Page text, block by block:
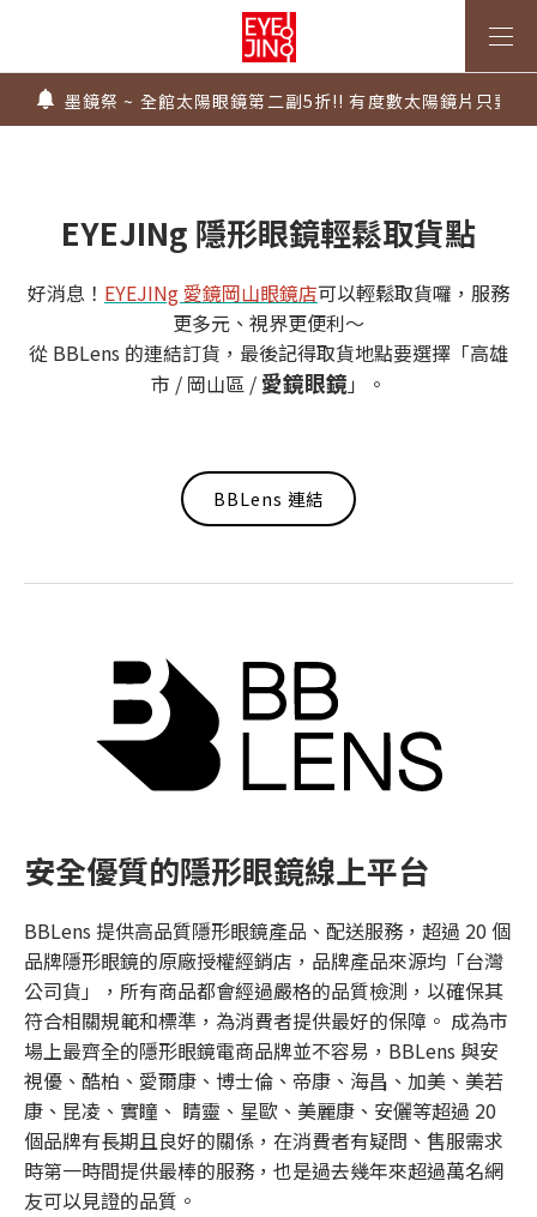
上傳處方，建立度數即贈 $300 優惠券！
不知道度數也能配鏡～愛鏡合作門市全台啟動中
墨鏡祭 ~ 全館太陽眼鏡第二副5折!! 有度數太陽鏡片只要
Super Sale！精選鏡框 6 折起！
EYEJINg 隱形眼鏡輕鬆取貨點
好消息！ EYEJINg 愛鏡岡山眼鏡店可以輕鬆取貨囉，服務
更多元、視界更便利～
從 BBLens 的連結訂貨，最後記得取貨地點要選擇「高雄
市 / 岡山區 / 愛鏡眼鏡 」。
BBLens 連結
安全優質的隱形眼鏡線上平台
BBLens 提供高品質隱形眼鏡產品、配送服務，超過 20 個
品牌隱形眼鏡的原廠授權經銷店，品牌產品來源均「台灣
公司貨」，所有商品都會經過嚴格的品質檢測，以確保其
符合相關規範和標準，為消費者提供最好的保障。 成為市
場上最齊全的隱形眼鏡電商品牌並不容易，BBLens 與安
視優、酷柏、愛爾康、博士倫、帝康、海昌、加美、美若
康、昆凌、實瞳、 睛靈、星歐、美麗康、安儷等超過 20
個品牌有長期且良好的關係，在消費者有疑問、售服需求
時第一時間提供最棒的服務，也是過去幾年來超過萬名網
友可以見證的品質。